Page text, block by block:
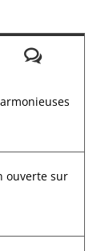
ouverte sur